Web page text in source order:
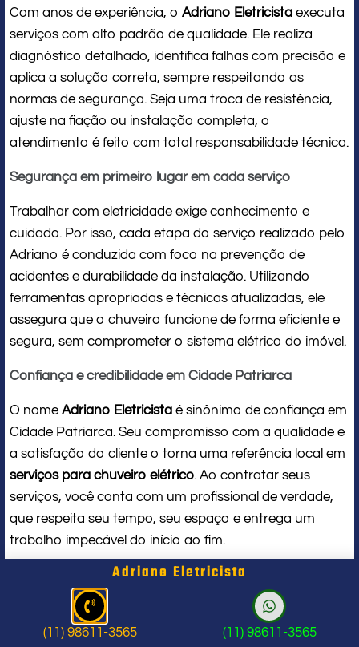
Com anos de experiência, o Adriano Eletricista executa
serviços com alto padrão de qualidade. Ele realiza
diagnóstico detalhado, identifica falhas com precisão e
aplica a solução correta, sempre respeitando as
normas de segurança. Seja uma troca de resistência,
ajuste na fiação ou instalação completa, o
atendimento é feito com total responsabilidade técnica.
Segurança em primeiro lugar em cada serviço
Trabalhar com eletricidade exige conhecimento e
cuidado. Por isso, cada etapa do serviço realizado pelo
Adriano é conduzida com foco na prevenção de
acidentes e durabilidade da instalação. Utilizando
ferramentas apropriadas e técnicas atualizadas, ele
assegura que o chuveiro funcione de forma eficiente e
segura, sem comprometer o sistema elétrico do imóvel.
Confiança e credibilidade em Cidade Patriarca
O nome Adriano Eletricista é sinônimo de confiança em
Cidade Patriarca. Seu compromisso com a qualidade e
a satisfação do cliente o torna uma referência local em
serviços para chuveiro elétrico. Ao contratar seus
serviços, você conta com um profissional de verdade,
que respeita seu tempo, seu espaço e entrega um
trabalho impecável do início ao fim.
Problema com chuveiro: sinais que
indicam a hora de chamar um
profissional
Adriano Eletricista
(11) 98611-3565 (11) 98611-3565